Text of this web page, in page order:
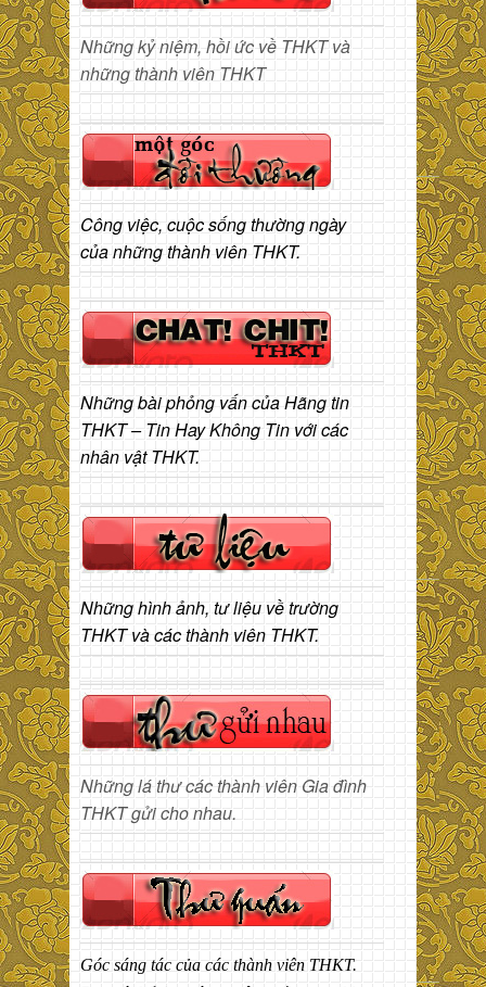
Những kỷ niệm, hồi ức về THKT và
những thành viên THKT
Công việc, cuộc sống thường ngày
của những thành viên THKT.
Những bài phỏng vấn của Hãng tin
THKT – Tin Hay Không Tin với các
nhân vật THKT.
Những hình ảnh, tư liệu về trường
THKT và các thành viên THKT.
Những lá thư các thành viên Gia đình
THKT gửi cho nhau.
Góc sáng tác của các thành viên THKT.